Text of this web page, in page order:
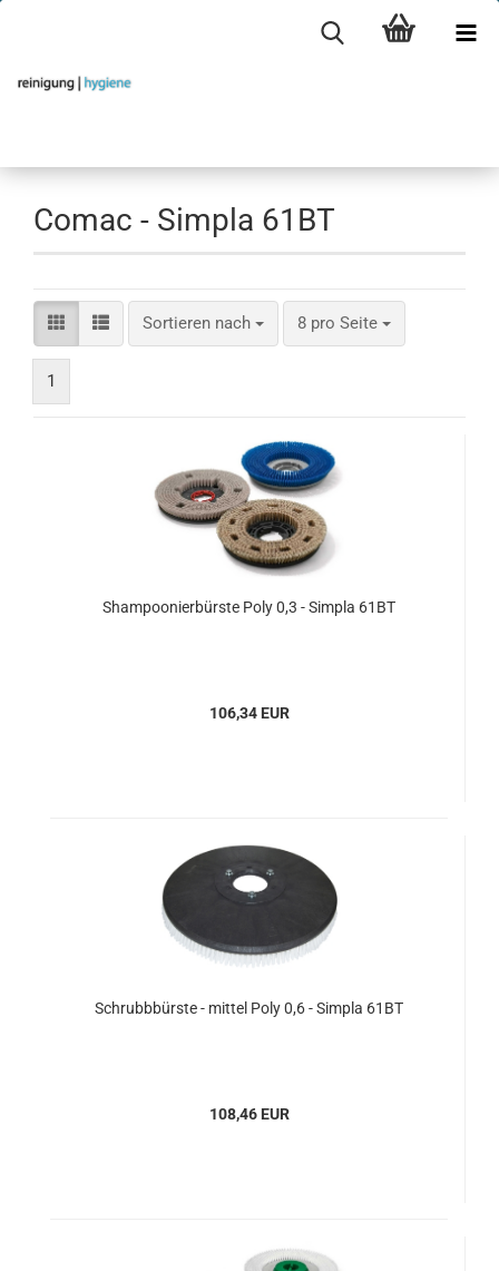
Comac - Simpla 61BT
Sortieren nach
Sortieren nach 8 pro Seite
pro Seite
1
Shampoonierbürste Poly 0,3 - Simpla 61BT
106,34 EUR
Schrubbbürste - mittel Poly 0,6 - Simpla 61BT
108,46 EUR